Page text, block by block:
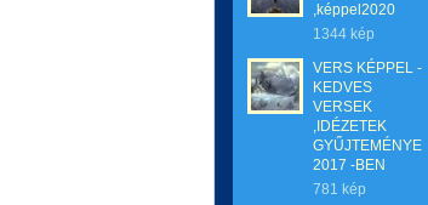
,képpel2020
1344 kép
VERS KÉPPEL -
KEDVES
VERSEK
,IDÉZETEK
GYŰJTEMÉNYE
2017 -BEN
781 kép